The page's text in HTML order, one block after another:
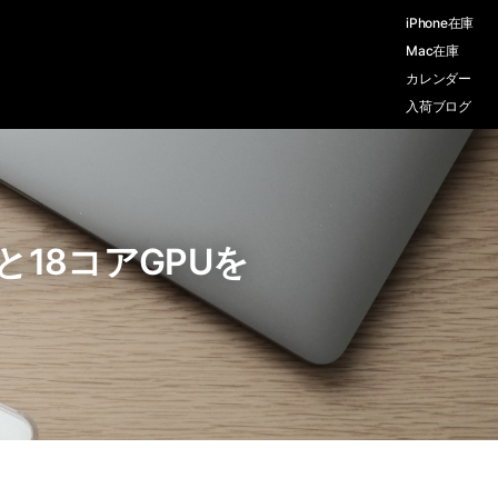
iPhone在庫
Mac在庫
カレンダー
入荷ブログ
18コアGPUを